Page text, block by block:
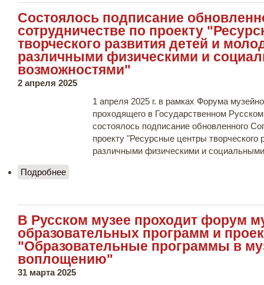
Состоялось подписание
сотрудничестве по проекту
творческого развития детей и
различными физическими и
возможностями"
2 апреля 2025
1 апреля 2025 г. в рамках Форума
проходящего в Государственном
состоялось подписание обновленного
проекту "Ресурсные центры
различными физическими и
Подробнее
социальными возможностями"
В Русском музее проходит форум
образовательных программ и
"Образовательные программы в
воплощению"
31 марта 2025